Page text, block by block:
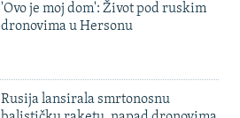
'Ovo je moj dom': Život pod ruskim
dronovima u Hersonu
Rusija lansirala smrtonosnu